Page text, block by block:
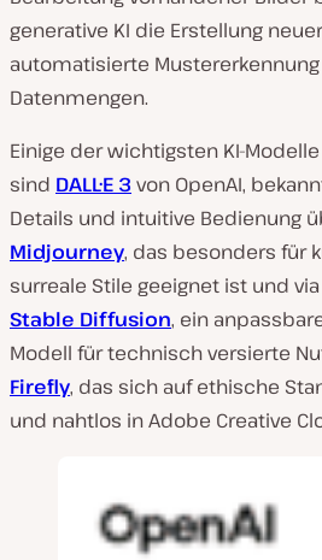
generative KI die Erstellung
automatisierte
Datenmengen.
Einige der wichtigsten KI-
sind DALL·E 3 von OpenAI,
Details und intuitive Bedienung
Midjourney, das besonders für
surreale Stile geeignet ist und
Stable Diffusion, ein
Modell für technisch versierte
Firefly, das sich auf ethische
und nahtlos in Adobe Creative